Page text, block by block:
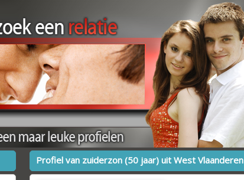
Profiel van zuiderzon (50 jaar) uit West Vlaanderen